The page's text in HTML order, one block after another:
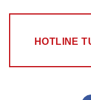
HOTLINE